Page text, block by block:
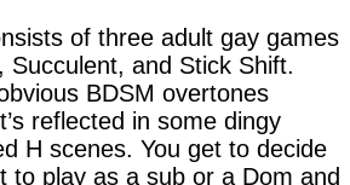
of three adult gay games
Succulent, and Stick Shift.
BDSM overtones
reflected in some dingy
H scenes. You get to decide
to play as a sub or a Dom and